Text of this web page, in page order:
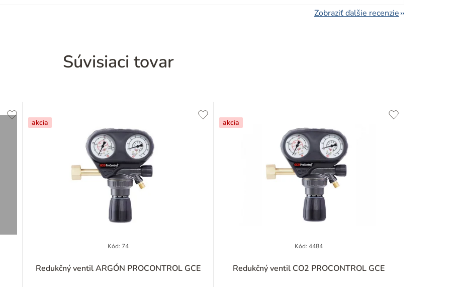
Zobraziť ďalšie recenzie
Súvisiaci tovar
akcia
Redukčný ventil ARGÓN PROCONTROL GCE
Priemerné
hodnotenie
Kód: 74
akcia
Redukčný ventil CO2 PROCONTROL GCE
hodnotenie
Kód:4484